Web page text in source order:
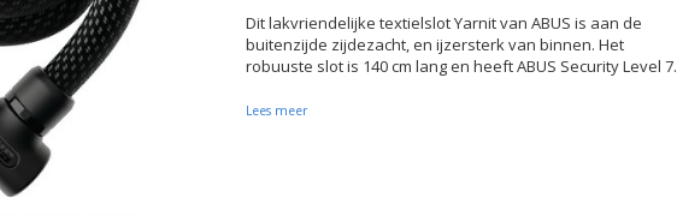
Dit lakvriendelijke textielslot Yarnit van ABUS is aan de
buitenzijde zijdezacht, en ijzersterk van binnen. Het
robuuste slot is 140 cm lang en heeft ABUS Security Level 7.
Lees meer